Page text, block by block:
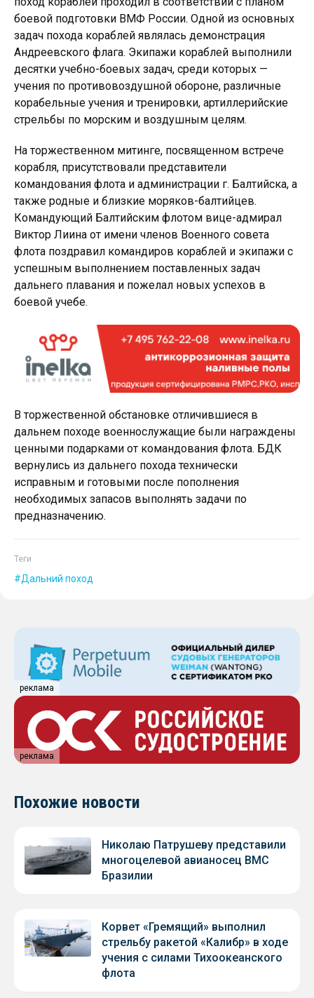
боевой подготовки ВМФ России. Одной из основных
задач похода кораблей являлась демонстрация
Андреевского флага. Экипажи кораблей выполнили
десятки учебно-боевых задач, среди которых —
учения по противовоздушной обороне, различные
корабельные учения и тренировки, артиллерийские
стрельбы по морским и воздушным целям.
На торжественном митинге, посвященном встрече
корабля, присутствовали представители
командования флота и администрации г. Балтийска, а
также родные и близкие моряков-балтийцев.
Командующий Балтийским флотом вице-адмирал
Виктор Лиина от имени членов Военного совета
флота поздравил командиров кораблей и экипажи с
успешным выполнением поставленных задач
дальнего плавания и пожелал новых успехов в
боевой учебе.
В торжественной обстановке отличившиеся в
дальнем походе военнослужащие были награждены
ценными подарками от командования флота. БДК
вернулись из дальнего похода технически
исправным и готовыми после пополнения
необходимых запасов выполнять задачи по
предназначению.
Теги
Дальний поход
реклама
реклама
Похожие новости
Николаю Патрушеву представили
многоцелевой авианосец ВМС
Бразилии
Корвет «Гремящий» выполнил
стрельбу ракетой «Калибр» в ходе
учения с силами Тихоокеанского
флота